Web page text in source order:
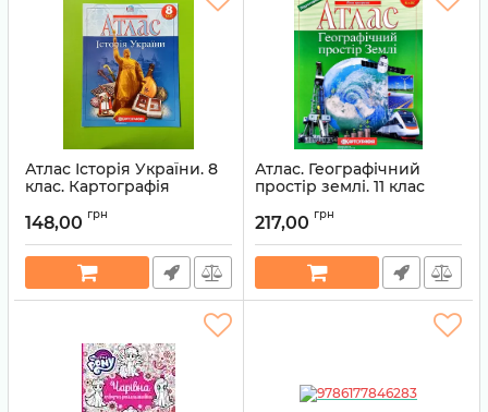
Атлас Історія України. 8
клас. Картографія
148,00 грн
Атлас. Географічний
простір землі. 11 клас
217,00 грн